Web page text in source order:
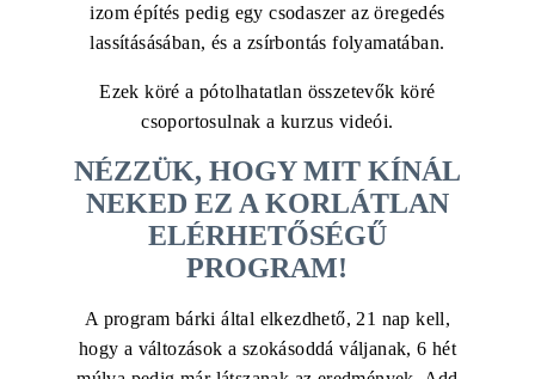
izom építés pedig egy csodaszer az öregedés
lassításásában, és a zsírbontás folyamatában.
Ezek köré a pótolhatatlan összetevők köré
csoportosulnak a kurzus videói.
NÉZZÜK, HOGY MIT KÍNÁL
NEKED EZ A KORLÁTLAN
ELÉRHETŐSÉGŰ
PROGRAM!
A program bárki által elkezdhető, 21 nap kell,
hogy a változások a szokásoddá váljanak, 6 hét